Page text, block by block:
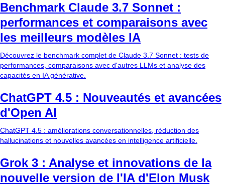
Benchmark Claude 3.7 Sonnet :
performances et comparaisons avec
les meilleurs modèles IA
Découvrez le benchmark complet de Claude 3.7 Sonnet : tests de
performances, comparaisons avec d'autres LLMs et analyse des
capacités en IA générative.
ChatGPT 4.5 : Nouveautés et avancées
d'Open AI
ChatGPT 4.5 : améliorations conversationnelles, réduction des
hallucinations et nouvelles avancées en intelligence artificielle.
Grok 3 : Analyse et innovations de la
nouvelle version de l'IA d'Elon Musk